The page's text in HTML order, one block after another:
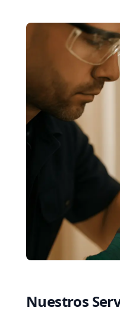
Nuestros